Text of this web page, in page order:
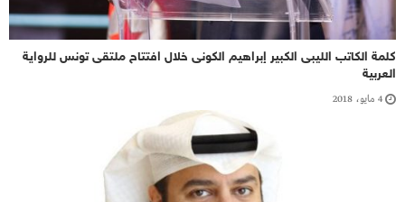
كلمة الكاتب الليبى الكبير إبراهيم الكونى خلال افتتاح ملتقى تونس للرواية
العربية
4 مايو، 2018